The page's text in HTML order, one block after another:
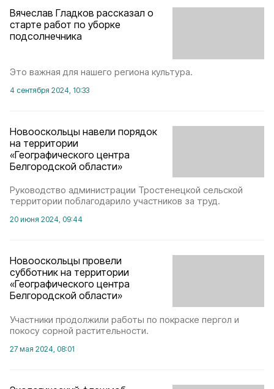
Вячеслав Гладков рассказал о
старте работ по уборке
подсолнечника
Это важная для нашего региона культура.
4 сентября 2024, 10:33
Новооскольцы навели порядок
на территории
«Географического центра
Белгородской области»
Руководство администрации Тростенецкой сельской
территории поблагодарило участников за труд.
20 июня 2024, 09:44
Новооскольцы провели
субботник на территории
«Географического центра
Белгородской области»
Участники продолжили работы по покраске пергол и
покосу сорной растительности.
27 мая 2024, 08:01